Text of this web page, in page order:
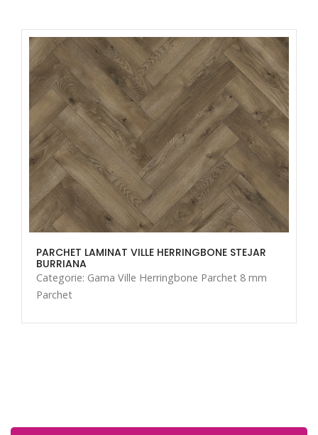
PARCHET LAMINAT VILLE HERRINGBONE STEJAR
BURRIANA
Categorie: Gama Ville Herringbone Parchet 8 mm
Parchet